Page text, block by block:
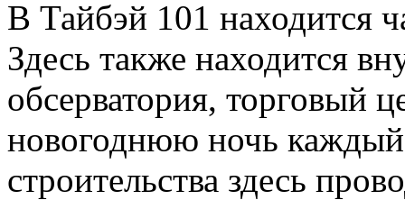
В Тайбэй 101 находится
Здесь также находится
обсерватория, торговый
новогоднюю ночь каждый
строительства здесь